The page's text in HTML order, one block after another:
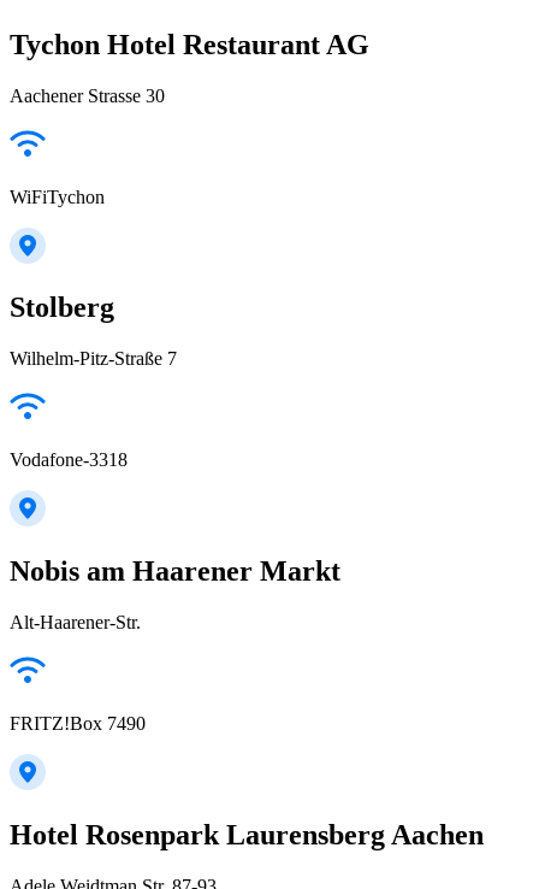
Tychon Hotel Restaurant AG
Aachener Strasse 30
WiFiTychon
Stolberg
Wilhelm-Pitz-Straße 7
Vodafone-3318
Nobis am Haarener Markt
Alt-Haarener-Str.
FRITZ!Box 7490
Hotel Rosenpark Laurensberg Aachen